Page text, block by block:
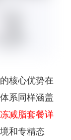
核心优势在
系同样涵盖
减脂套餐详
和专精态